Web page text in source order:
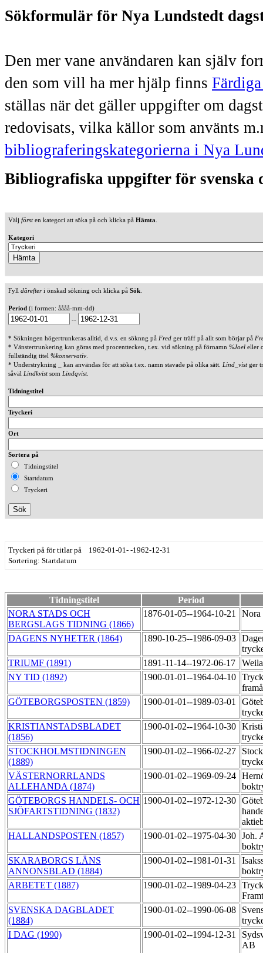
Sökformulär för Nya Lundstedt
Den mer vane användaren kan själv
den som vill ha mer hjälp finns
ställas när det gäller uppgifter om
redovisats, vilka källor som använts
bibliograferingskategorierna i Nya
Bibliografiska uppgifter för svenska
Välj försten kategori att söka på och klicka på Hämta
Kategori
Fyll därefteri önskad sökning och klicka på Sök
Period (i formen: åååå-mm-dd)
--
* Sökningen högertrunkeras alltid, d.v.s. en söknng på Fred ger träff på allt som börjar på
* Vänstertrunkering kan göras med procenttecken, t.ex. vid sökning på förnamn %Joel eller
fullständig titel %konservativ
* Understrykning _ kan användas för att söka t.ex. namn stavade på olika sätt. Lind_vistger
såväl Lindkvistsom Lindqvist.
Tidningstitel
Tryckeri
Ort
Sortera på
Tidningstitel
Startdatum
Tryckeri
Tryckeri på för titlar på 1962-01-01- -1962-12-31
Sortering: Startdatum
Tidningstitel
Period
NORA STADS OCH
BERGSLAGS TIDNING (1866)
1876-01-05--1964-10-21
DAGENS NYHETER (1864) 1890-10-25--1986-09-03
TRIUMF (1891)
1891-11-14--1972-06-17
NY TID (1892)
1900-01-01--1964-04-10
GÖTEBORGSPOSTEN (1859)
1900-01-01--1989-03-01
KRISTIANSTADSBLADET
(1856)
1900-01-02--1964-10-30
STOCKHOLMSTIDNINGEN
(1889)
1900-01-02--1966-02-27
VÄSTERNORRLANDS
ALLEHANDA (1874)
1900-01-02--1969-09-24
GÖTEBORGS HANDELS- OCH
SJÖFARTSTIDNING (1832)
1900-01-02--1972-12-30
HALLANDSPOSTEN (1857)
1900-01-02--1975-04-30 Joh.
SKARABORGS LÄNS
ANNONSBLAD (1884)
1900-01-02--1981-01-31
ARBETET (1887)
1900-01-02--1989-04-23
SVENSKA DAGBLADET
(1884)
1900-01-02--1990-06-08
I DAG (1990)
1900-01-02--1994-12-31
AB